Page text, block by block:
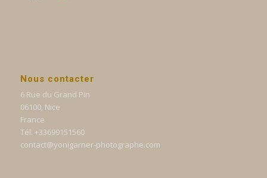
Nous contacter
6 Rue du Grand Pin
06100, Nice
France
Tél. +33699151560
contact@yonigarner-photographe.com